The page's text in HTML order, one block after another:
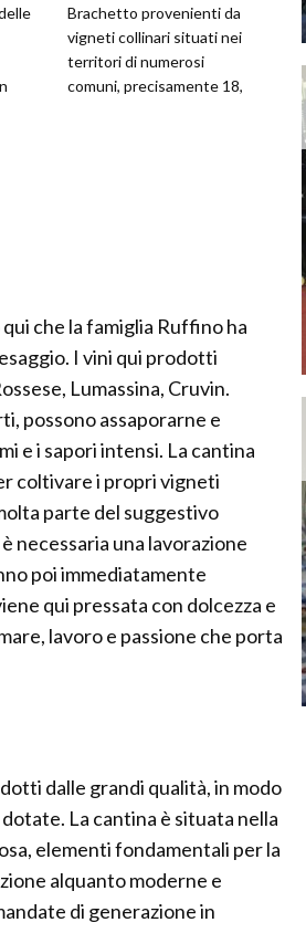
Brachetto provenienti da
vigneti collinari situati nei
territori di numerosi
comuni, precisamente 18,
che la famiglia Ruffino ha
I vini qui prodotti
Lumassina, Cruvin.
possono assaporarne e
e i sapori intensi. La cantina
coltivare i propri vigneti
parte del suggestivo
necessaria una lavorazione
poi immediatamente
qui pressata con dolcezza e
lavoro e passione che porta
dalle grandi qualità, in modo
La cantina è situata nella
elementi fondamentali per la
alquanto moderne e
di generazione in